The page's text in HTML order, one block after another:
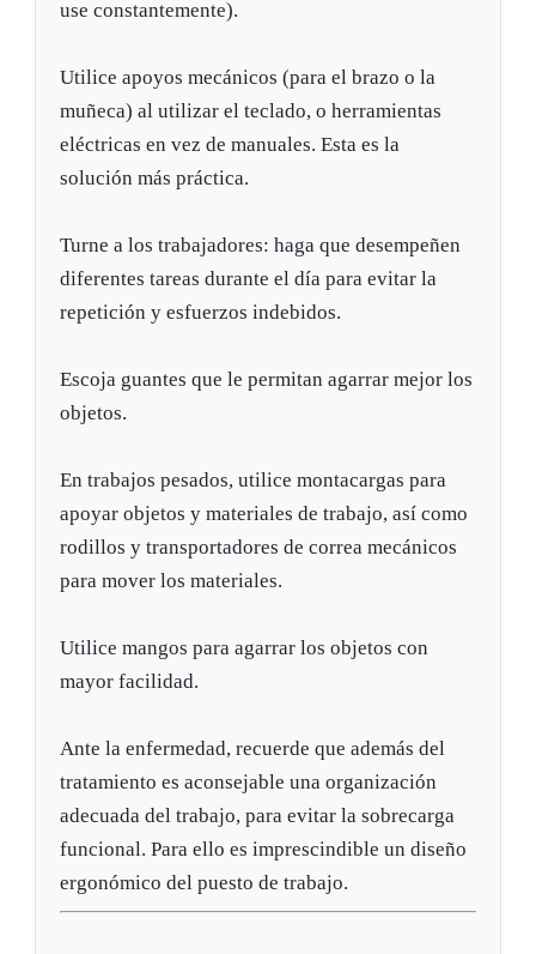
use constantemente).
Utilice apoyos mecánicos (para el brazo o la
muñeca) al utilizar el teclado, o herramientas
eléctricas en vez de manuales. Esta es la
solución más práctica.
Turne a los trabajadores: haga que desempeñen
diferentes tareas durante el día para evitar la
repetición y esfuerzos indebidos.
Escoja guantes que le permitan agarrar mejor los
objetos.
En trabajos pesados, utilice montacargas para
apoyar objetos y materiales de trabajo, así como
rodillos y transportadores de correa mecánicos
para mover los materiales.
Utilice mangos para agarrar los objetos con
mayor facilidad.
Ante la enfermedad, recuerde que además del
tratamiento es aconsejable una organización
adecuada del trabajo, para evitar la sobrecarga
funcional. Para ello es imprescindible un diseño
ergonómico del puesto de trabajo.